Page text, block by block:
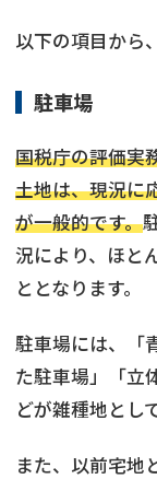
以下の項目から
駐車場
国税庁の評価実
土地は、現況に
が一般的です。
況により、ほと
ととなります。
駐車場には、「
た駐車場」「立
どが雑種地とし
また、以前宅地